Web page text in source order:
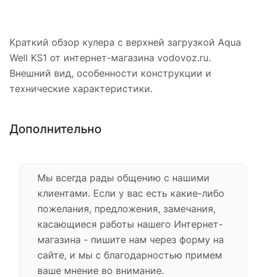
Краткий обзор кулера с верхней загрузкой Aqua
Well KS1 от интернет-магазина vodovoz.ru.
Внешний вид, особенности конструкции и
технические характеристики.
Дополнительно
Мы всегда рады общению с нашими
клиентами. Если у вас есть какие-либо
пожелания, предложения, замечания,
касающиеся работы нашего Интернет-
магазина - пишите нам через форму на
сайте, и мы с благодарностью примем
ваше мнение во внимание.